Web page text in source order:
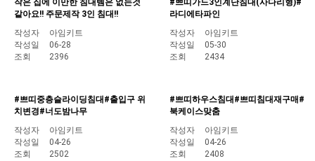
작은 집에 이만한 침대템은 없는것
같아요!! 주문제작 3인 침대!!
작성자
아임키트
작성일
06-28
조회
2396
#쁘띠가드3인계단침대(사다리형)#
라디에타파인
작성자
아임키트
작성일
05-30
조회
2434
#쁘띠중층슬라이딩침대#출입구 위
치변경#너도밤나무
작성자
아임키트
작성일
04-26
조회
2502
#쁘띠하우스침대#쁘띠침대재구매#
북케이스맞춤
작성자
아임키트
작성일
04-26
조회
2408